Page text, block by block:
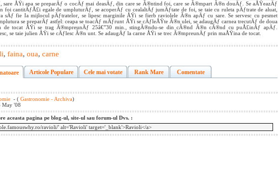
ÅŸi apa se preparÄƒ o cocÄƒ mai deasÄƒ, din care se Ã®ntind foi, care se Ã®mpart Ã®n douÄƒ. Se aÅŸeazÄƒ
foi cantitÄƒÅ£i egale de umpluturÄƒ, se acoperÄƒ cu cealaltÄƒ jumÄƒtate de foi, se taie cu ruleta pÄƒtrate de aluat,
sÄƒ fie Ia mijlocul pÄƒtratelor, se lipesc marginile ÅŸi se fierb raviolele Ã®n apÄƒ cu sare. Se servesc cu pesmet
se preparÄƒ astfel: ceapa se toacÄƒ mÄƒrunt ÅŸi se cÄƒleÅŸte Ã®n ulei, se adaugÄƒ carnea trecutÄƒ de doua
de tocat ÅŸi se trag Ã®mpreunÄƒ 25â€”30 min., stingÃ®ndu-se din cÃ®nd Ã®n cÃ®nd cu puÅ£inÄƒ apÄƒ.
se taie julien ÅŸi se cÄƒlesc Ã®n unt. Se adaugÄƒ la carne ÅŸi se trec Ã®mpreunÄƒ prin maÅŸina de tocat.
, faina, oua, carne
Articole Populare Cele mai votate Rank Mare Comentate
- ( Gastronomie - Archiva)
May '08
aceasta pagina pe blog-ul, site-ul sau forum-ul Dvs. :